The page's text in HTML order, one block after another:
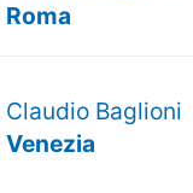
Roma
Claudio Baglioni
Venezia